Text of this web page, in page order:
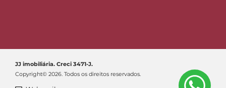
JJ imobiliária. Creci 3471-J.
Copyright© 2026. Todos os direitos reservados.